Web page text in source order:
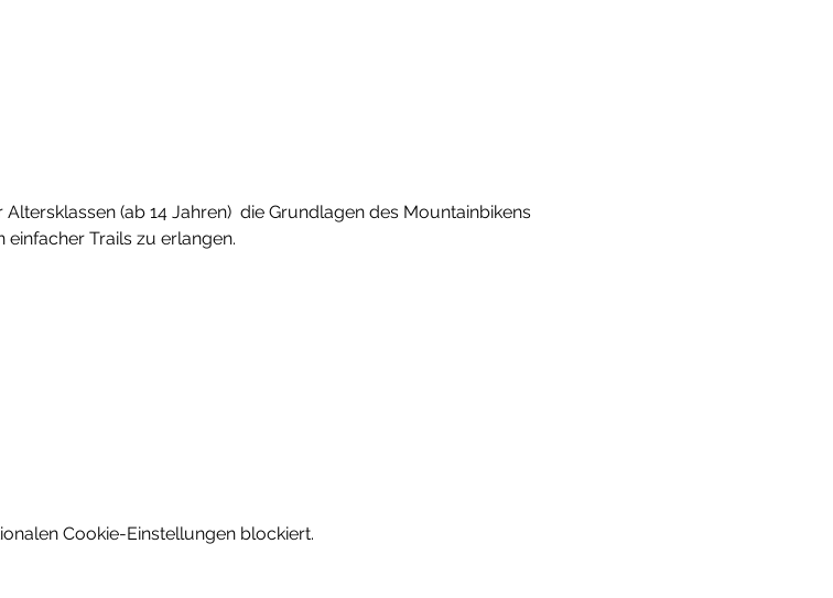
(ab 14 Jahren)  die Grundlagen des Mountainbikens
einfacher Trails zu erlangen.
Cookie-Einstellungen blockiert.